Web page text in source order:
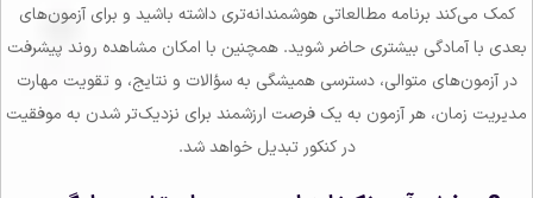
کمک می‌کند برنامه مطالعاتی هوشمندانه‌تری داشته باشید و برای آزمون‌های
بعدی با آمادگی بیشتری حاضر شوید. همچنین با امکان مشاهده روند پیشرفت
در آزمون‌های متوالی، دسترسی همیشگی به سؤالات و نتایج، و تقویت مهارت
مدیریت زمان، هر آزمون به یک فرصت ارزشمند برای نزدیک‌تر شدن به موفقیت
در کنکور تبدیل خواهد شد.